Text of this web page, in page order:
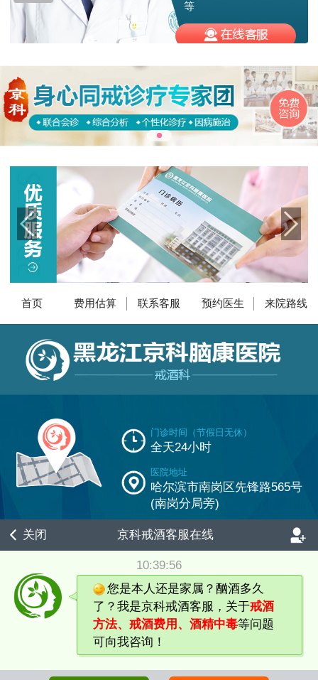
等
首页 费用估算 联系客服 预约医生 来院路线
门诊时间（节假日无休）
全天24小时
医院地址
哈尔滨市南岗区先锋路565号
(南岗分局旁)
黑ICP备19001199号
版权声明：部分图片来源网络，版权归原作者所有，仅作分享之用，如果分享内容
侵犯您的版权或所标来源非第一原创，请私信小编，我们会及时审核处理。
关闭 京科戒酒客服在线
10:39:56
您是本人还是家属？酗酒多久
了？我是京科戒酒客服，关于戒酒
方法、戒酒费用、酒精中毒等问题
可向我咨询！